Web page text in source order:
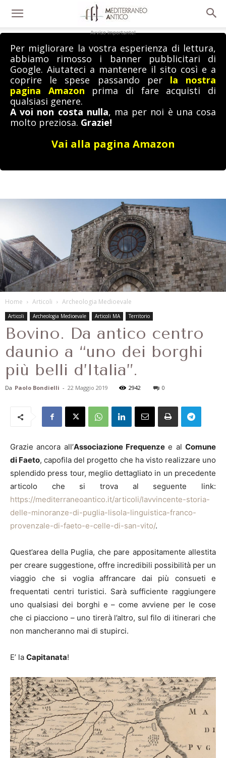
Avviso importante!
Per migliorare la vostra esperienza di lettura,
abbiamo rimosso i banner pubblicitari di
Google. Aiutateci a mantenere il sito così e a
coprire le spese passando per la nostra
pagina Amazon prima di fare acquisti di
qualsiasi genere.
A voi non costa nulla, ma per noi è una cosa
molto preziosa. Grazie!
Vai alla pagina Amazon
Home Articoli Archeologia Medioevale
Articoli Archeologia Medioevale Articoli MA Territorio
Bovino. Da antico centro
daunio a “uno dei borghi
più belli d’Italia”.
Da Paolo Bondielli - 22 Maggio 2019 2942 0
Grazie ancora all’Associazione Frequenze e alComune
di Faeto, capofila del progetto che ha visto realizzare uno
splendido press tour, meglio dettagliato in un precedente
articolo che si trova al seguente link:
https://mediterraneoantico.it/articoli/lavvincente-storia-
delle-minoranze-di-puglia-lisola-linguistica-franco-
provenzale-di-faeto-e-celle-di-san-vito/.
Quest’area della Puglia, che pare appositamente allestita
per creare suggestione, offre incredibili possibilità per un
viaggio che si voglia affrancare dai più consueti e
frequentati centri turistici. Sarà sufficiente raggiungere
uno qualsiasi dei borghi e – come avviene per le cose
che ci piacciono – uno tirerà l’altro, sul filo di itinerari che
non mancheranno mai di stupirci.
E’ la Capitanata!